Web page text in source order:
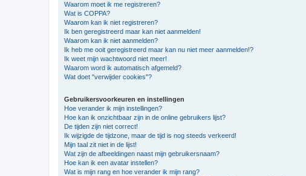
Waarom moet ik me registreren?
Wat is COPPA?
Waarom kan ik niet registreren?
Ik ben geregistreerd maar kan niet aanmelden!
Waarom kan ik niet aanmelden?
Ik heb me ooit geregistreerd maar kan nu niet meer aanmelden!?
Ik weet mijn wachtwoord niet meer!
Waarom word ik automatisch afgemeld?
Wat doet "verwijder cookies"?
Gebruikersvoorkeuren en instellingen
Hoe verander ik mijn instellingen?
Hoe kan ik onzichtbaar zijn in de online gebruikers lijst?
De tijden zijn niet correct!
Ik wijzigde de tijdzone, maar de tijd is nog steeds verkeerd!
Mijn taal zit niet in de lijst!
Wat zijn de afbeeldingen naast mijn gebruikersnaam?
Hoe kan ik een avatar instellen?
Wat is mijn rang en hoe verander ik mijn rang?